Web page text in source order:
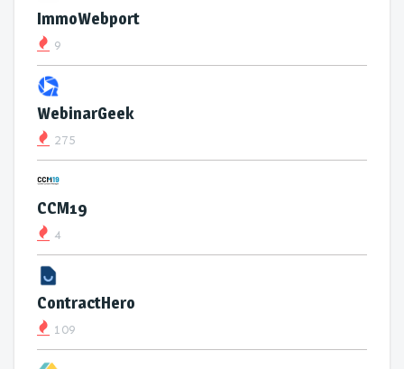
ImmoWebport
9
WebinarGeek
275
CCM19
4
ContractHero
109